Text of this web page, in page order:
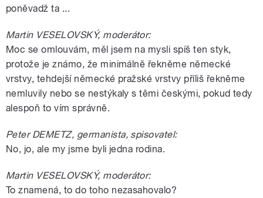
poněvadž ta ...
Martin VESELOVSKÝ, moderátor:
Moc se omlouvám, měl jsem na mysli spíš ten styk,
protože je známo, že minimálně řekněme německé
vrstvy, tehdejší německé pražské vrstvy příliš řekněme
nemluvily nebo se nestýkaly s těmi českými, pokud tedy
alespoň to vím správně.
Peter DEMETZ, germanista, spisovatel:
No, jo, ale my jsme byli jedna rodina.
Martin VESELOVSKÝ, moderátor:
To znamená, to do toho nezasahovalo?